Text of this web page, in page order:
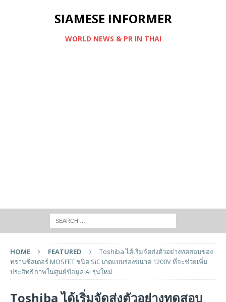
SIAMESE INFORMER
WORLD NEWS & PR IN THAI
HOME FEATURED
Toshiba ได้เริ่มจัดส่งตัวอย่างทดสอบของ
ทรานซิสเตอร์ MOSFET ชนิด SiC เกตแบบร่องขนาด 1200V ที่จะช่วยเพิ่ม
ประสิทธิภาพในศูนย์ข้อมูล AI รุ่นใหม่
Toshiba ได้เริ่มจัดส่งตัวอย่างทดสอบ